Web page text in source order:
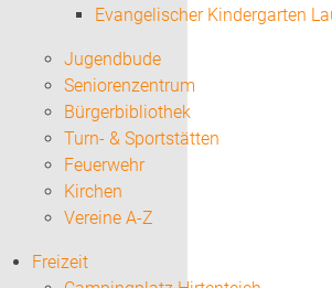
Evangelischer Kindergarten
Jugendbude
Seniorenzentrum
Bürgerbibliothek
Turn- & Sportstätten
Feuerwehr
Kirchen
Vereine A-Z
Freizeit